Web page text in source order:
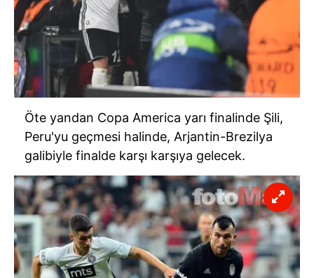
Öte yandan Copa America yarı finalinde Şili,
Peru'yu geçmesi halinde, Arjantin-Brezilya
galibiyle finalde karşı karşıya gelecek.